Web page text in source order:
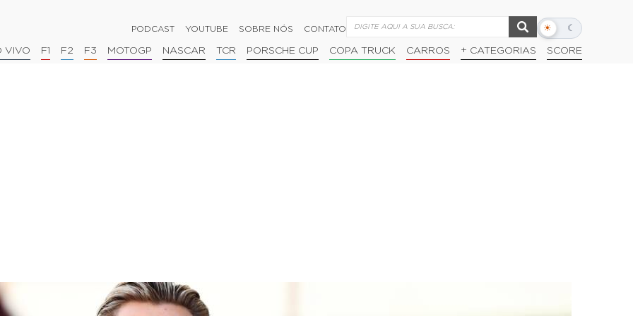
PODCAST YOUTUBE SOBRE NÓS CONTATO ☀ ☾
Alternar
escuro
VIVO F1 F2 F3 MOTOGP NASCAR TCR PORSCHE CUP COPA TRUCK CARROS + CATEGORIAS SCORE